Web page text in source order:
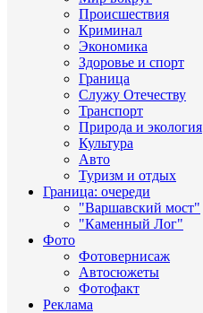
Происшествия
Криминал
Экономика
Здоровье и спорт
Граница
Служу Отечеству
Транспорт
Природа и экология
Культура
Авто
Туризм и отдых
Граница: очереди
"Варшавский мост"
"Каменный Лог"
Фото
Фотовернисаж
Автосюжеты
Фотофакт
Реклама